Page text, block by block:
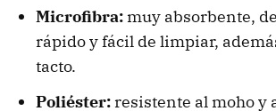
Microfibra: muy absorbente,
rápido y fácil de limpiar,
tacto.
Poliéster: resistente al moho y